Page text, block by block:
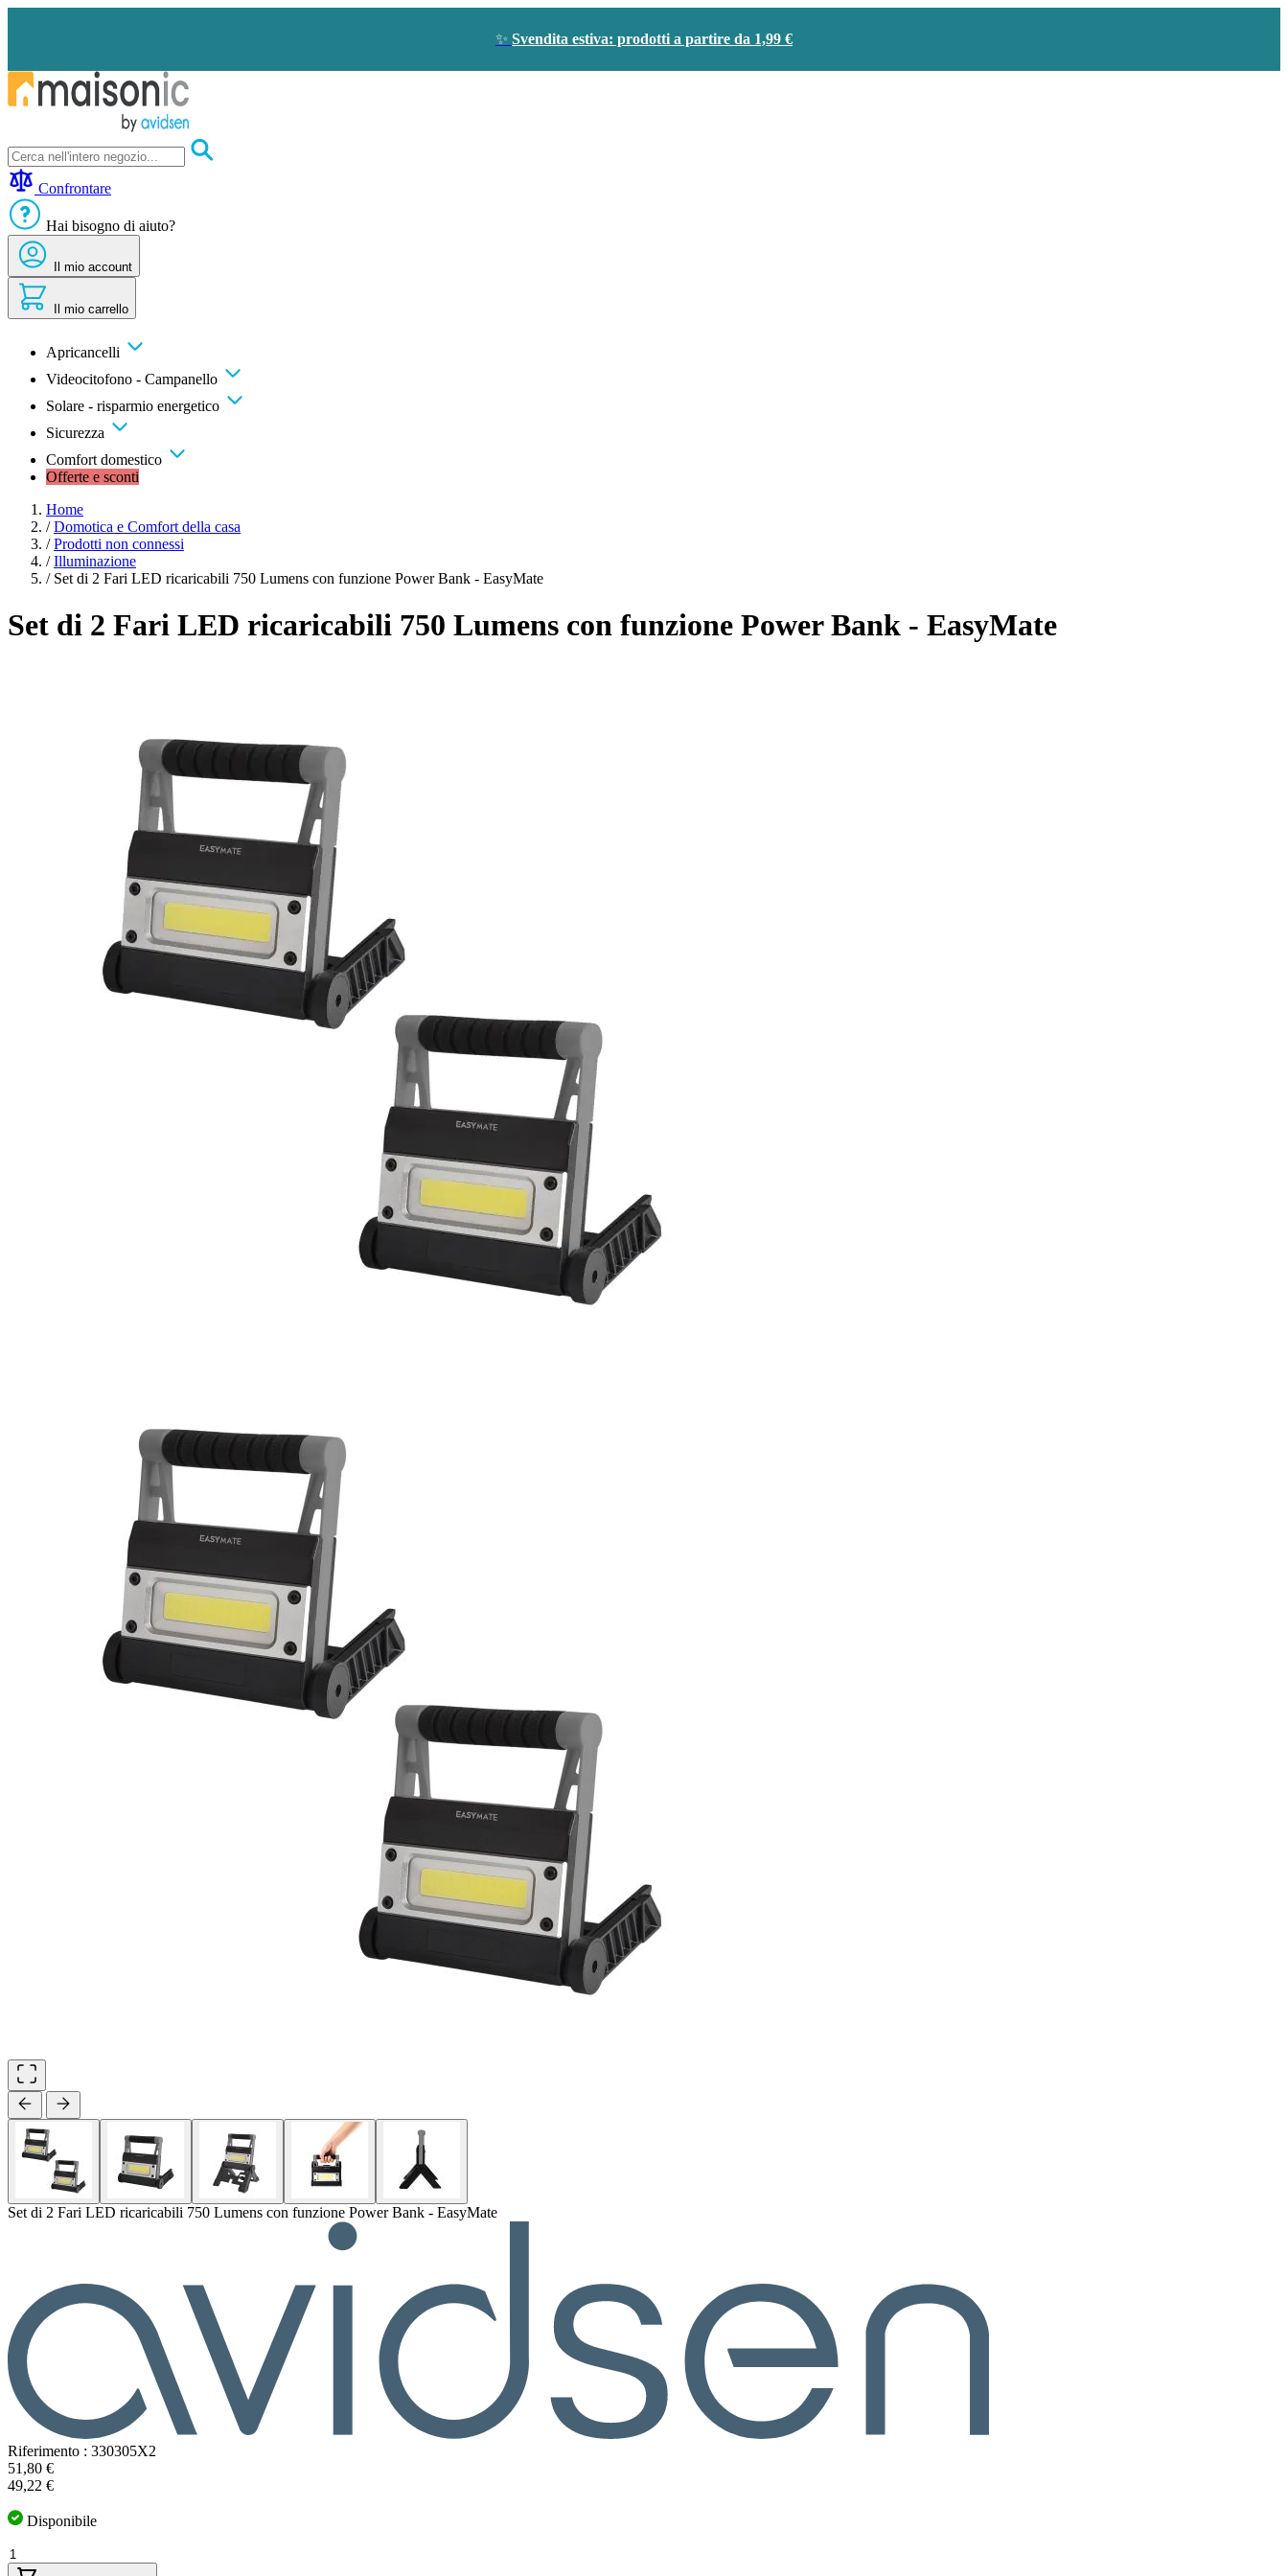
✨ Svendita estiva: prodotti a partire da 1,99 €
Apricancelli
-
Solare
risparmio
energetico
Comfort
Offerte
sconti
Confrontare
Hai bisogno di aiuto?
Il mio account
Il mio carrello
Apricancelli
Videocitofono - Campanello
Solare - risparmio energetico
Sicurezza
Comfort domestico
Offerte e sconti
Home
/ Domotica e Comfort della casa
/ Prodotti non connessi
/ Illuminazione
/ Set di 2 Fari LED ricaricabili 750 Lumens con funzione Power Bank - EasyMate
Set di 2 Fari LED ricaricabili 750 Lumens con funzione Power Bank - EasyMate
Set di 2 Fari LED ricaricabili 750 Lumens con funzione Power Bank - EasyMate
Riferimento : 330305X2
Il
prezzo
dalle
scelte
49,22 €
51,80 €
Disponibile
Quantità